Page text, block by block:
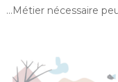
…Métier nécessaire